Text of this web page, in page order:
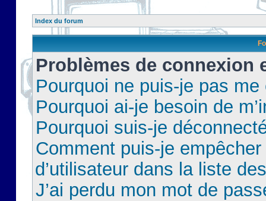
Index du forum
Problèmes de connexion
Pourquoi ne puis-je pas
Pourquoi ai-je besoin de
Pourquoi suis-je
Comment puis-je
d’utilisateur dans la liste
J’ai perdu mon mot de